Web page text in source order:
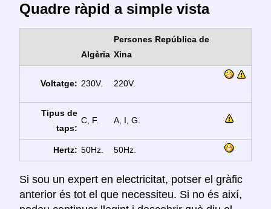
Quadre ràpid a simple vista
Algèria
Persones República de
Xina
Voltatge: 230V. 220V.
Tipus de
taps:
C, F. A, I, G.
Hertz: 50Hz. 50Hz.
Si sou un expert en electricitat, potser el gràfic
anterior és tot el que necessiteu. Si no és així,